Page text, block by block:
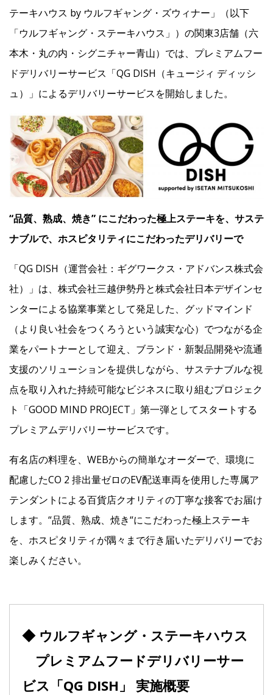
Franchise
Recruit
Contact
Facebook
JP EN
テーキハウス by ウルフギャング・ズウィナー」（以下
「ウルフギャング・ステーキハウス」）の関東3店舗（六
本木・丸の内・シグニチャー青山）では、プレミアムフー
ドデリバリーサービス「QG DISH（キュージィ ディッシ
ュ）」によるデリバリーサービスを開始しました。
“品質、熟成、焼き” にこだわった極上ステーキを、サステ
ナブルで、ホスピタリティにこだわったデリバリーで
「QG DISH（運営会社：ギグワークス・アドバンス株式会
社）」は、株式会社三越伊勢丹と株式会社日本デザインセ
ンターによる協業事業として発足した、グッドマインド
（より良い社会をつくろうという誠実な心）でつながる企
業をパートナーとして迎え、ブランド・新製品開発や流通
支援のソリューションを提供しながら、サステナブルな視
点を取り入れた持続可能なビジネスに取り組むプロジェク
ト「GOOD MIND PROJECT」第一弾としてスタートする
プレミアムデリバリーサービスです。
有名店の料理を、WEBからの簡単なオーダーで、環境に
配慮したCO 2 排出量ゼロのEV配送車両を使用した専属ア
テンダントによる百貨店クオリティの丁寧な接客でお届け
します。“品質、熟成、焼き“にこだわった極上ステーキ
を、ホスピタリティが隅々まで行き届いたデリバリーでお
楽しみください。
◆ ウルフギャング・ステーキハウス
プレミアムフードデリバリーサー
ビス「QG DISH」 実施概要